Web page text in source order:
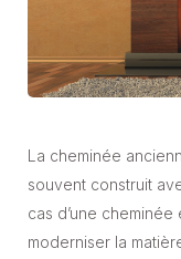
La cheminée
souvent construit
cas d’une
moderniser la